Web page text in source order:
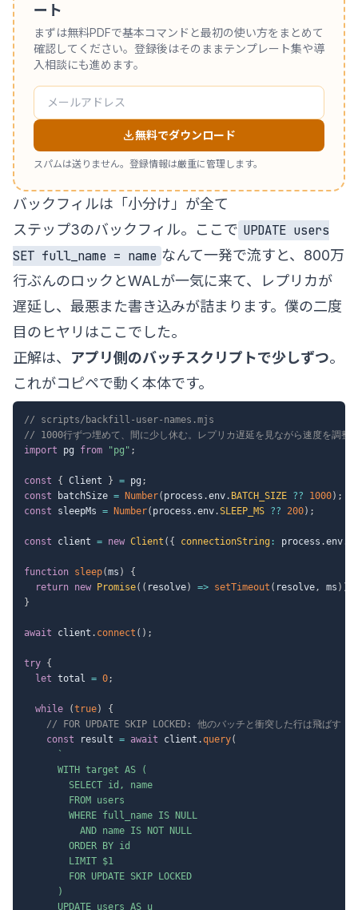
ート
まずは無料PDFで基本コマンドと最初の使い方をまとめて
確認してください。登録後はそのままテンプレート集や導
入相談にも進めます。
無料でダウンロード
スパムは送りません。登録情報は厳重に管理します。
バックフィルは「小分け」が全て
ステップ3のバックフィル。ここで UPDATE users
SET full_name = name なんて一発で流すと、800万
行ぶんのロックとWALが一気に来て、レプリカが
遅延し、最悪また書き込みが詰まります。僕の二度
目のヒヤリはここでした。
正解は、 アプリ側のバッチスクリプトで少しずつ。
これがコピペで動く本体です。
// scripts/backfill-user-names.mjs
// 1000行ずつ埋めて、間に少し休む。レプリカ遅延を見ながら速度を調整
import pg from "pg" ;
const { Client } = pg ;
const batchSize = Number( process .env. BATCH_SIZE ?? 1000) ;
const sleepMs = Number( process .env.SLEEP_MS ?? 200) ;
const client = new Client ( { connectionString : process .env.
function sleep(ms )
{
return new Promise( ( resolve) => setTimeout ( resolve, ms ) )
}
await client . connect ( ) ;
try {
let total = 0;
while (true)
{
// FOR UPDATE SKIP LOCKED: 他のバッチと衝突した行は飛ばす（
const result = await client .query(
`
      WITH target AS (
        SELECT id, name
        FROM users
        WHERE full_name IS NULL
          AND name IS NOT NULL
        ORDER BY id
        LIMIT $1
        FOR UPDATE SKIP LOCKED
      )
      UPDATE users AS u